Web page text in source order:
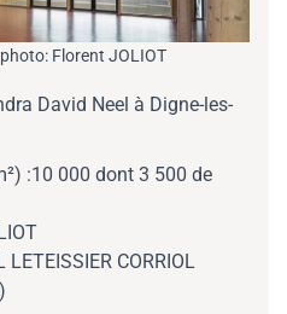
Florent JOLIOT
David Neel à Digne-les-
:10 000 dont 3 500 de
CORRIOL